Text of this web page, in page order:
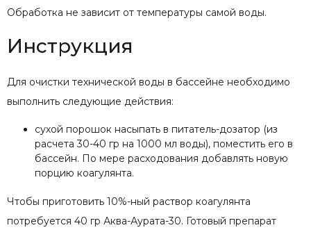
Обработка не зависит от температуры самой воды.
Инструкция
Для очистки технической воды в бассейне необходимо
выполнить следующие действия:
сухой порошок насыпать в питатель-дозатор (из
расчета 30-40 гр на 1000 мл воды), поместить его в
бассейн. По мере расходования добавлять новую
порцию коагулянта.
Чтобы приготовить 10%-ный раствор коагулянта
потребуется 40 гр Аква-Аурата-30. Готовый препарат